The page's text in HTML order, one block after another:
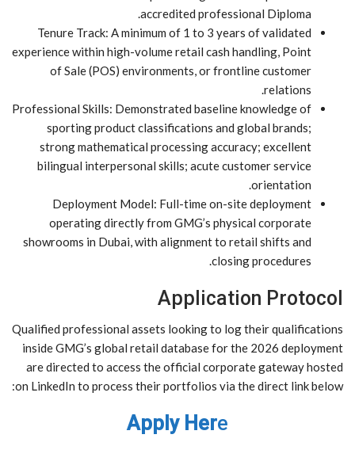
accredited professional Diploma.
Tenure Track: A minimum of 1 to 3 years of validated
experience within high-volume retail cash handling, Point
of Sale (POS) environments, or frontline customer
relations.
Professional Skills: Demonstrated baseline knowledge of
sporting product classifications and global brands;
strong mathematical processing accuracy; excellent
bilingual interpersonal skills; acute customer service
orientation.
Deployment Model: Full-time on-site deployment
operating directly from GMG’s physical corporate
showrooms in Dubai, with alignment to retail shifts and
closing procedures.
Application Protocol
Qualified professional assets looking to log their qualifications
inside GMG’s global retail database for the 2026 deployment
are directed to access the official corporate gateway hosted
on LinkedIn to process their portfolios via the direct link below:
Apply Here